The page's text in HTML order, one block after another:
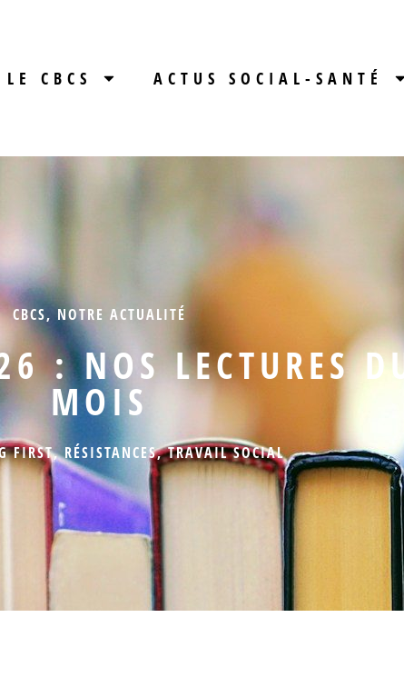
LE CBCS ACTUS SOCIAL-SANTÉ
CBCS,NOTRE ACTUALITÉ
: NOS LECTURES
MOIS
FIRST,RÉSISTANCES,TRAVAIL SOCIAL